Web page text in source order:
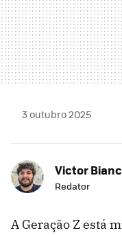
3 outubro 2025
Victor
Redator
A Geração Z está